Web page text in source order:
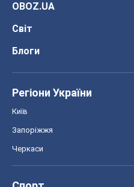
OBOZ.UA
Світ
Блоги
Регіони України
Київ
Запоріжжя
Черкаси